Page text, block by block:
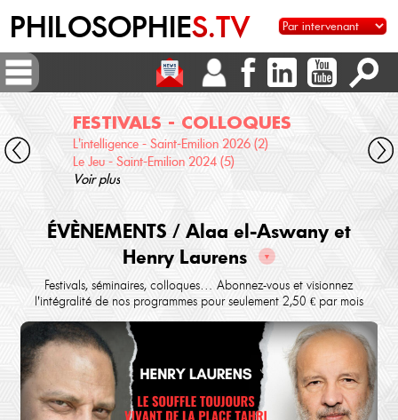
PHILOSOPHIES.TV
FESTIVALS - COLLOQUES
L'intelligence - Saint-Emilion 2026 (2)
Le Jeu - Saint-Emilion 2024 (5)
Voir plus
ÉVÈNEMENTS / Alaa el-Aswany et
Henry Laurens
▼
Festivals, séminaires, colloques… Abonnez-vous et visionnez
l'intégralité de nos programmes pour seulement 2,50 € par mois